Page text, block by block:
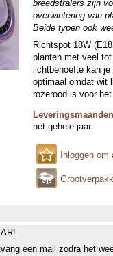
breedstralers zijn
overwintering van
Beide typen ook
Richtspot 18W
planten met veel
lichtbehoefte kan
optimaal omdat wit
rozerood is voor het
Leveringsmaanden
het gehele jaar
Inloggen
een mail zodra het